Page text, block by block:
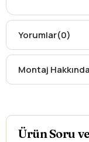
Kargo teslim
Kargo
oluşabilecekek
Kargonuzu
Yorumlar(0)
Montaj Hakkında
Ürün Soru